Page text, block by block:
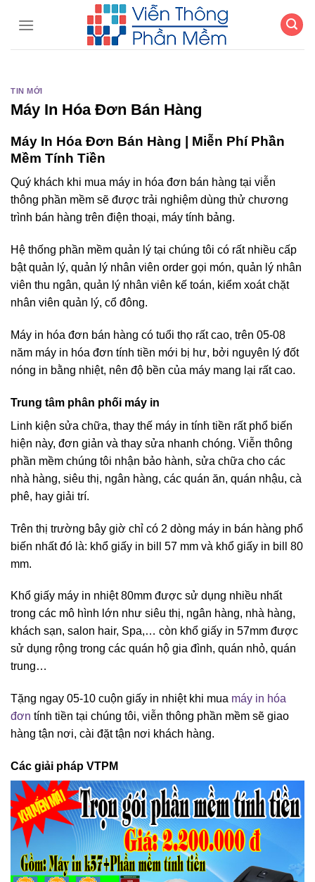
TIN MỚI
Máy In Hóa Đơn Bán Hàng
Máy In Hóa Đơn Bán Hàng | Miễn Phí Phần
Mềm Tính Tiền
Quý khách khi mua máy in hóa đơn bán hàng tại viễn
thông phần mềm sẽ được trải nghiệm dùng thử chương
trình bán hàng trên điện thoại, máy tính bảng.
Hệ thống phần mềm quản lý tại chúng tôi có rất nhiều cấp
bật quản lý, quản lý nhân viên order gọi món, quản lý nhân
viên thu ngân, quản lý nhân viên kế toán, kiểm xoát chặt
nhân viên quản lý, cổ đông.
Máy in hóa đơn bán hàng có tuổi thọ rất cao, trên 05-08
năm máy in hóa đơn tính tiền mới bị hư, bởi nguyên lý đốt
nóng in bằng nhiệt, nên độ bền của máy mang lại rất cao.
Trung tâm phân phối máy in
Linh kiện sửa chữa, thay thế máy in tính tiền rất phổ biến
hiện này, đơn giản và thay sửa nhanh chóng. Viễn thông
phần mềm chúng tôi nhận bảo hành, sửa chữa cho các
nhà hàng, siêu thị, ngân hàng, các quán ăn, quán nhậu, cà
phê, hay giải trí.
Trên thị trường bây giờ chỉ có 2 dòng máy in bán hàng phổ
biến nhất đó là: khổ giấy in bill 57 mm và khổ giấy in bill 80
mm.
Khổ giấy máy in nhiệt 80mm được sử dụng nhiều nhất
trong các mô hình lớn như siêu thị, ngân hàng, nhà hàng,
khách sạn, salon hair, Spa,… còn khổ giấy in 57mm được
sử dụng rộng trong các quán hộ gia đình, quán nhỏ, quán
trung…
Tặng ngay 05-10 cuộn giấy in nhiệt khi mua máy in hóa
đơn tính tiền tại chúng tôi, viễn thông phần mềm sẽ giao
hàng tận nơi, cài đặt tận nơi khách hàng.
Các giải pháp VTPM